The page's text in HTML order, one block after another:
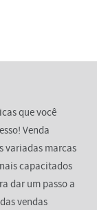
que você
Venda
variadas marcas
capacitados
dar um passo a
vendas